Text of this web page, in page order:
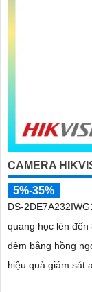
CAMERA
5%-35%
DS-
quang học lên đến
đêm bằng hồng
hiệu quả giám sát